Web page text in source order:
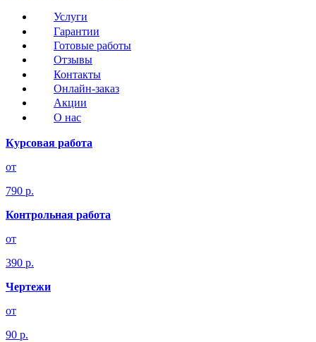
Услуги
Гарантии
Готовые работы
Отзывы
Контакты
Онлайн-заказ
Акции
О нас
Курсовая работа
от
790 р.
Контрольная работа
от
390 р.
Чертежи
от
90 р.